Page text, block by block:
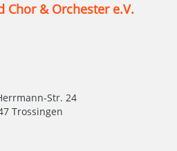
Chor & Orchester e.V.
Str. 24
Trossingen